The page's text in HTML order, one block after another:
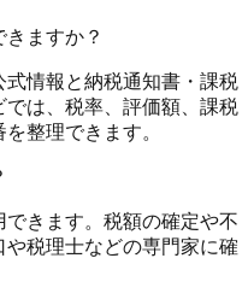
ますか？
情報と納税通知書・課税
は、税率、評価額、課税
整理できます。
きます。税額の確定や不
税理士などの専門家に確